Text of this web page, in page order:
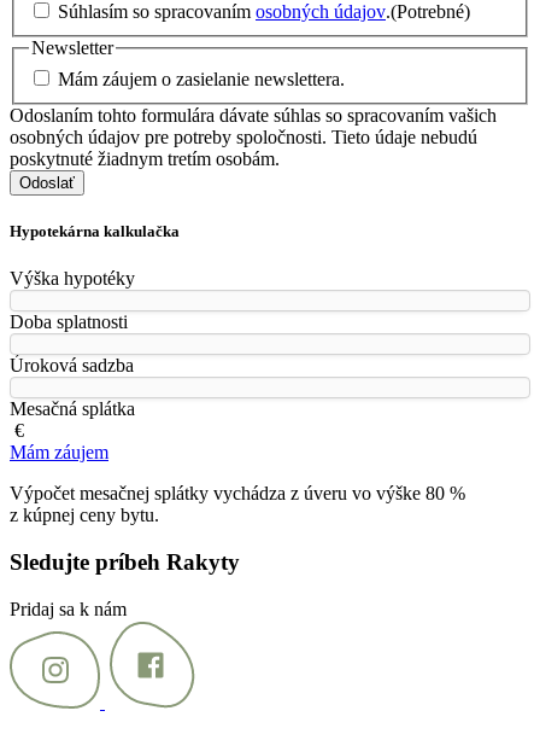
Súhlasím so spracovaním osobných údajov.(Potrebné)
Newsletter
Mám záujem o zasielanie newslettera.
Odoslaním tohto formulára dávate súhlas so spracovaním vašich
osobných údajov pre potreby spoločnosti. Tieto údaje nebudú
poskytnuté žiadnym tretím osobám.
Odoslať
Hypotekárna kalkulačka
Výška hypotéky
Doba splatnosti
Úroková sadzba
Mesačná splátka
€
Mám záujem
Výpočet mesačnej splátky vychádza z úveru vo výške 80 %
z kúpnej ceny bytu.
Sledujte príbeh Rakyty
Pridaj sa k nám